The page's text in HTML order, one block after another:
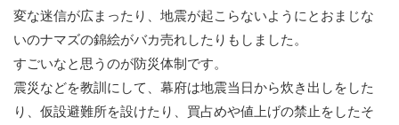
変な迷信が広まったり、地震が起こらないようにとおまじな
いのナマズの錦絵がバカ売れしたりもしました。
すごいなと思うのが防災体制です。
震災などを教訓にして、幕府は地震当日から炊き出しをした
り、仮設避難所を設けたり、買占めや値上げの禁止をしたそ